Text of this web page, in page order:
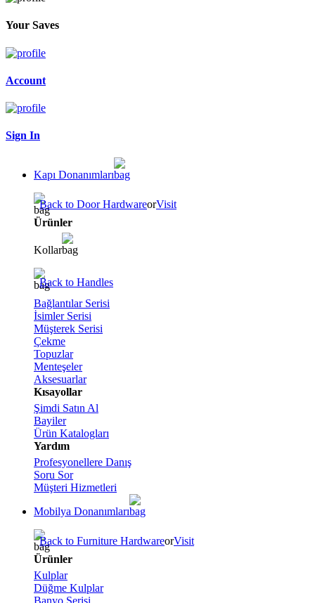
Your Saves
Account
Sign In
Kapı Donanımları
Back to Door HardwareorVisit
Ürünler
Kollar
Back to Handles
Bağlantılar Serisi
İsimler Serisi
Müşterek Serisi
Çekme
Topuzlar
Menteşeler
Aksesuarlar
Kısayollar
Şimdi Satın Al
Bayiler
Ürün Katalogları
Yardım
Profesyonellere Danış
Soru Sor
Müşteri Hizmetleri
Mobilya Donanımları
Back to Furniture HardwareorVisit
Ürünler
Kulplar
Düğme Kulplar
Banyo Serisi